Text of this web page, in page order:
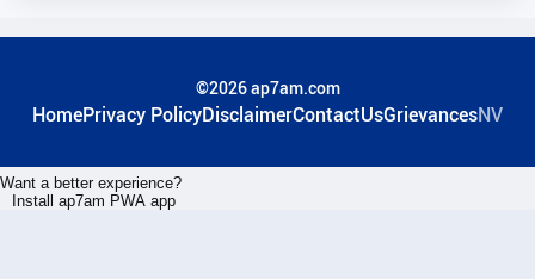
©2026 ap7am.com
HomePrivacy PolicyDisclaimerContactUsGrievancesNV
Want a better experience?
Install ap7am PWA app